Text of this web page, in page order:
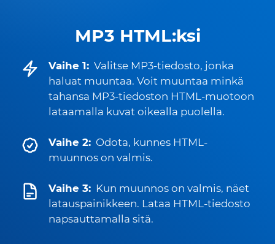
MP3 HTML:ksi
Vaihe 1: Valitse MP3-tiedosto, jonka
haluat muuntaa. Voit muuntaa minkä
tahansa MP3-tiedoston HTML-muotoon
lataamalla kuvat oikealla puolella.
Vaihe 2: Odota, kunnes HTML-
muunnos on valmis.
Vaihe 3: Kun muunnos on valmis, näet
latauspainikkeen. Lataa HTML-tiedosto
napsauttamalla sitä.